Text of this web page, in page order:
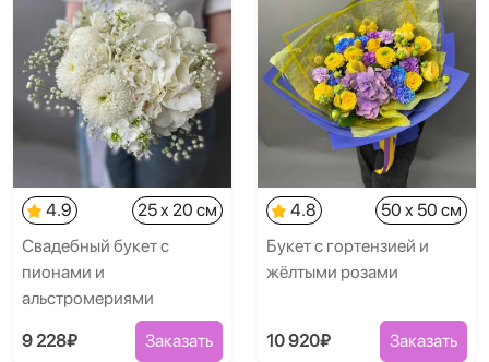
4.9
25 x 20 см
Свадебный букет с
пионами и
альстромериями
9 228₽ Заказать
4.8
50 x 50 см
Букет с гортензией и
жёлтыми розами
10 920₽ Заказать